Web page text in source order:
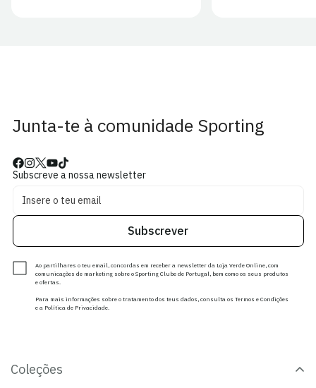
Junta-te à comunidade Sporting
Subscreve a nossa newsletter
Subscrever
Ao partilhares o teu email, concordas em receber a newsletter da Loja Verde Online, com
comunicações de marketing sobre o Sporting Clube de Portugal, bem como os seus produtos
e ofertas.
Para mais informações sobre o tratamento dos teus dados, consulta os Termos e Condições
e a Política de Privacidade.
Coleções